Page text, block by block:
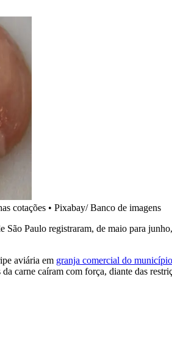
cotações • Pixabay/ Banco de imagens
Paulo registraram, de maio para
aviária em granja comercial do
carne caíram com força, diante das